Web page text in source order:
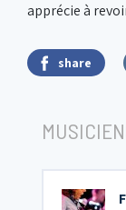
apprécie à
share